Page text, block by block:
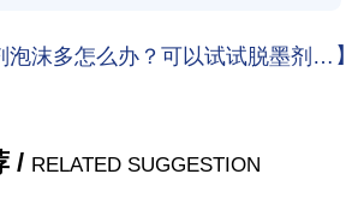
脱墨剂泡沫多怎么办？可以试试脱墨剂消泡剂
/ RELATED SUGGESTION